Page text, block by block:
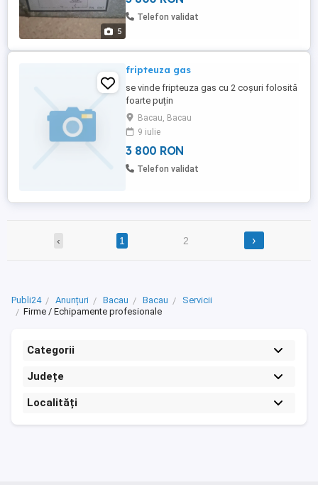
5
Telefon validat
fripteuza gas
se vinde fripteuza gas cu 2 coșuri folosită
foarte puțin
Bacau, Bacau
9 iulie
3 800 RON
Telefon validat
‹ 1 2 ›
Publi24 Anunțuri Bacau Bacau
Servicii
Firme / Echipamente profesionale
Categorii
Județe
Localități